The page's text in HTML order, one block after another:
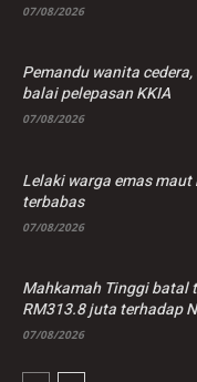
07/08/2026
Pemandu wanita
balai pelepasan KKIA
07/08/2026
Lelaki warga emas
terbabas
07/08/2026
Mahkamah Tinggi batal
RM313.8 juta terhadap
07/08/2026